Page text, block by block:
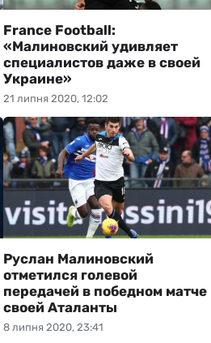
21 липня 2020, 12:02
France Football:
«Малиновский удивляет
специалистов даже в своей
Украине»
8 липня 2020, 23:41
Руслан Малиновский
отметился голевой
передачей в победном матче
своей Аталанты